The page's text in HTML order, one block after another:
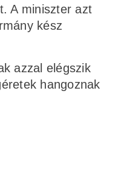
A miniszter azt
kész
azzal elégszik
hangoznak